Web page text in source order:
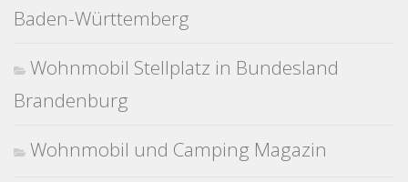
Baden-Württemberg
Wohnmobil Stellplatz in Bundesland
Brandenburg
Wohnmobil und Camping Magazin